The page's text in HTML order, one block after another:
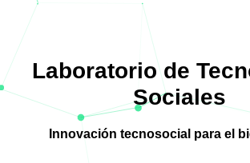
Laboratorio de
Sociales
Innovación tecnosocial para el